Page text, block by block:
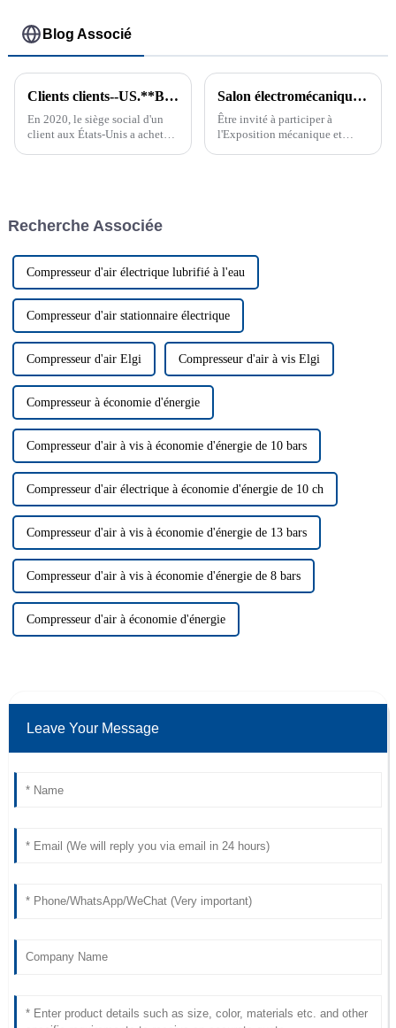
Blog Associé
Clients clients--US.**BREATHABLE BAGSIMP. & MFG. CORP.
En 2020, le siège social d'un
client aux États-Unis a acheté
Salon électromécanique Asie-Europe 2019 du Xinjiang
Être invité à participer à
l'Exposition mécanique et
Recherche Associée
Compresseur d'air électrique lubrifié à l'eau
Compresseur d'air stationnaire électrique
Compresseur d'air Elgi Compresseur d'air à vis Elgi
Compresseur à économie d'énergie
Compresseur d'air à vis à économie d'énergie de 10 bars
Compresseur d'air électrique à économie d'énergie de 10 ch
Compresseur d'air à vis à économie d'énergie de 13 bars
Compresseur d'air à vis à économie d'énergie de 8 bars
Compresseur d'air à économie d'énergie
Leave Your Message